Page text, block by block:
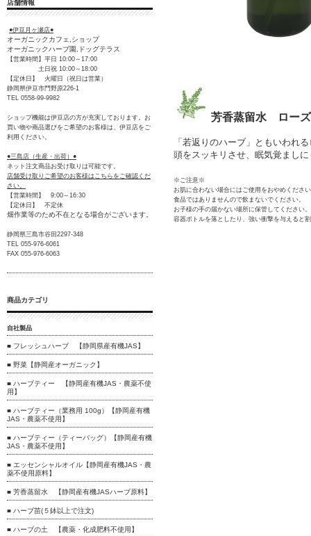
芳香蒸留水 ロー
「若返りのハーブ」ともいわれ
頭をスッキリさせ、眠気覚ましに
※ご注意※
お肌に合わない場合にはご使用をおやめくださ
食品ではありませんので飲まないでください。
お子様の手の届かない場所に保管してください。
容器ボトルを落としたり、強い衝撃を与えると
店舗情報
●伊豆月ヶ瀬店●
オーガニックカフェ,ショップ
オーガニックハーブ園,ドッグテラス
【営業時間】平日 10:00～17:00
土日祝 10:00～18:00
【定休日】 火曜日（祝日は営業）
静岡県伊豆市門野原226-1
TEL 0558-99-9982
ショップ機能は伊豆店の方が充実しております。お
買い物や商品選びをご希望のお客様は、伊豆店をご
利用ください。
●三島店（生産・出荷）●
ネット注文商品お受け取りは可能です。
店舗受け取りご希望のお客様はこちらをご確認くだ
さい。
【営業時間】 9:00～16:30
【定休日】 不定休
畑作業等のため不在となる場合がございます。
静岡県三島市谷田2297-348
TEL 055-976-6061
FAX 055-976-6063
商品カテゴリ
自社製品
■ フレッシュハーブ 【静岡県産有機JAS】
■ 野菜【静岡産オーガニック】
■ ハーブティー 【静岡産有機JAS・農薬不使
用】
■ ハーブティー（業務用 100g）【静岡産有機
JAS・農薬不使用】
■ ハーブティー（ティーバッグ）【静岡産有機
JAS・農薬不使用】
■ エッセンシャルオイル【静岡産有機JAS・農
薬不使用原料】
■ 芳香蒸留水 【静岡産有機JASハーブ原料】
■ ハーブ苗(５鉢以上で注文)
■ ハーブの土 【農薬・化成肥料不使用】